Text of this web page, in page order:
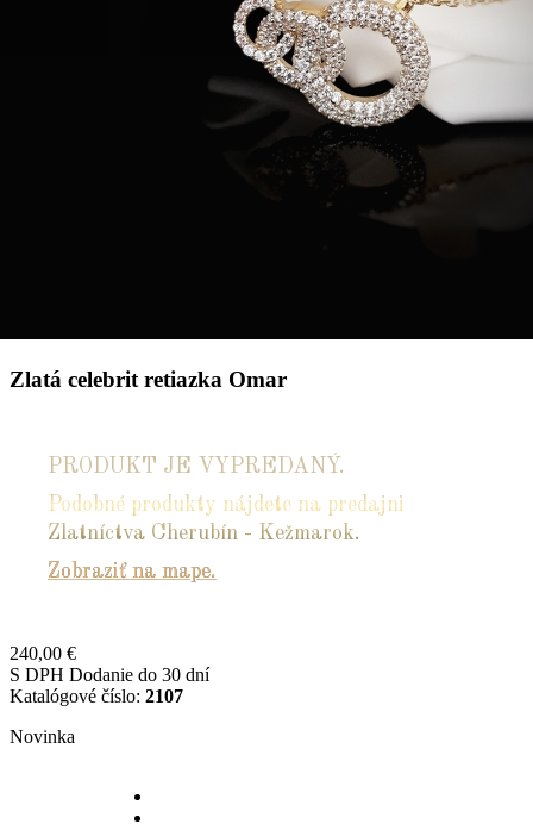
Zlatá celebrit retiazka Omar
PRODUKT JE VYPREDANÝ.
Podobné produkty nájdete na predajni
Zlatníctva Cherubín - Kežmarok.
Zobraziť na mape.
240,00 €
S DPH Dodanie do 30 dní
Katalógové číslo: 2107
Novinka